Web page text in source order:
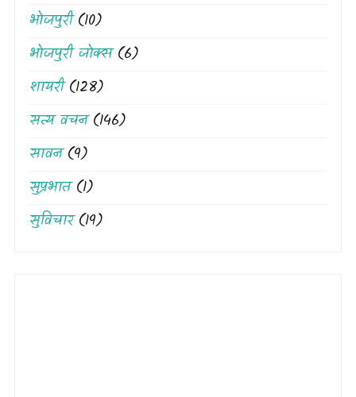
भोजपुरी(10)
भोजपुरी जोक्स(6)
शायरी(128)
सत्य वचन(146)
सावन(9)
सुप्रभात(1)
सुविचार(19)